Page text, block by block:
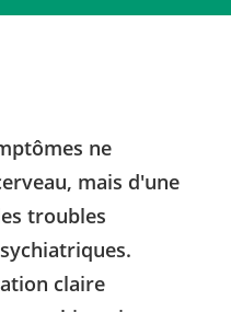
ne
mais d'une
troubles
claire